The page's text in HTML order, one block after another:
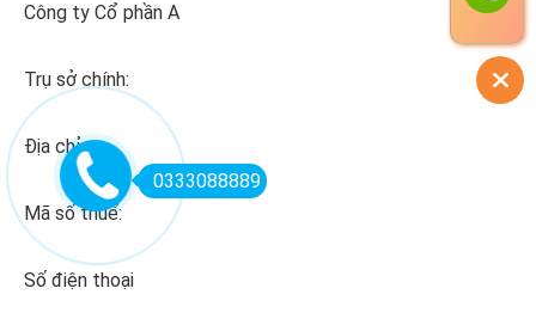
Công ty Cổ phần A
Trụ sở chính:
Địa chỉ:
Mã số thuế:
Số điện thoại
0333088889